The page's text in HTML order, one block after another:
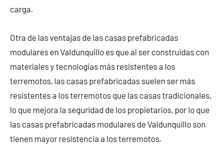
carga.
Otra de las ventajas de las casas prefabricadas
modulares en Valdunquillo es que al ser construidas con
materiales y tecnologías más resistentes a los
terremotos, las casas prefabricadas suelen ser más
resistentes a los terremotos que las casas tradicionales,
lo que mejora la seguridad de los propietarios, por lo que
las casas prefabricadas modulares de Valdunquillo son
tienen mayor resistencia a los terremotos.